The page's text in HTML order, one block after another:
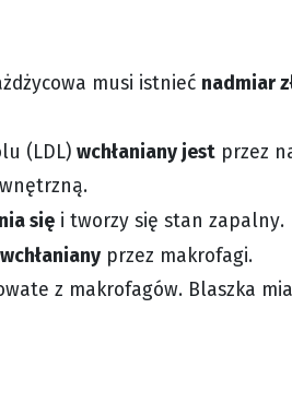
musi istnieć nadmiar
(LDL) wchłaniany jest przez
się i tworzy się stan zapalny.
przez makrofagi.
z makrofagów. Blaszka